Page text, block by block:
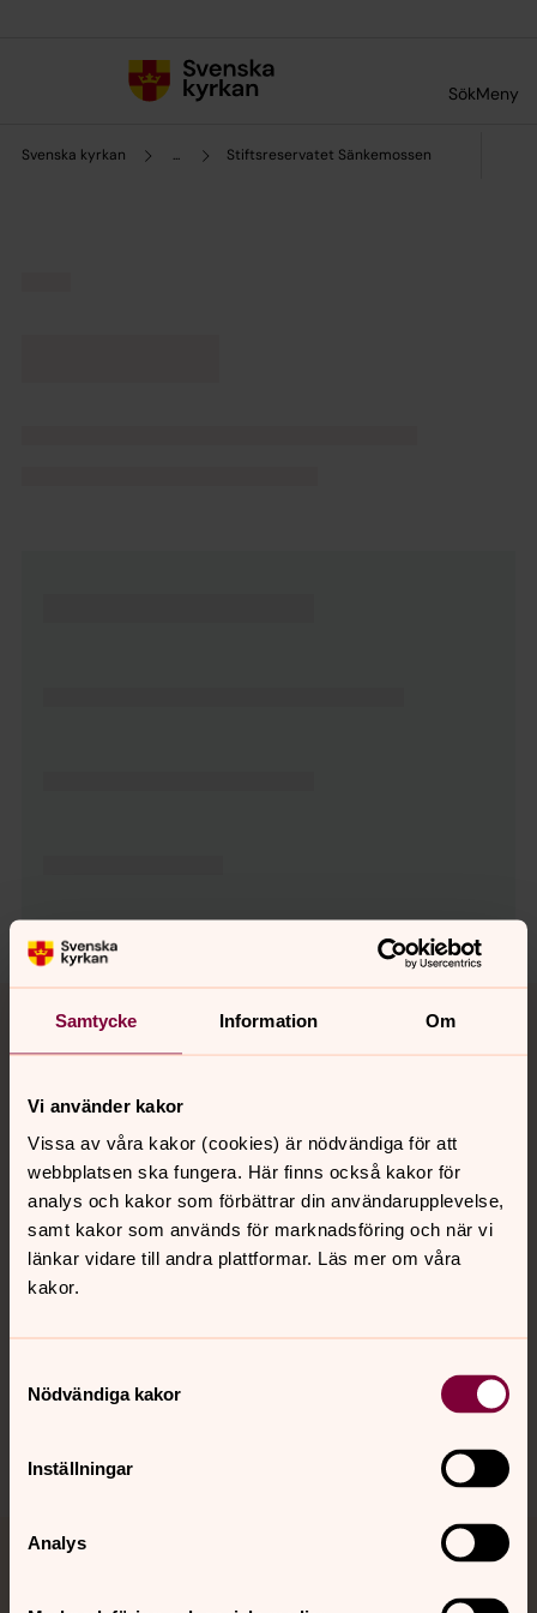
Samtycke Information Om
Vi använder kakor
Vissa av våra kakor (cookies) är nödvändiga för att
webbplatsen ska fungera. Här finns också kakor för
analys och kakor som förbättrar din användarupplevelse,
samt kakor som används för marknadsföring och när vi
länkar vidare till andra plattformar. Läs mer om våra
kakor.
Nödvändiga kakor
Inställningar
Analys
SökMeny
Svenska kyrkan ... Stiftsreservatet Sänkemossen
Tillbaka till toppen
Tillbaka till innehållet
Kontakt
Kalender
Hitta snabbt
Sociala kanaler